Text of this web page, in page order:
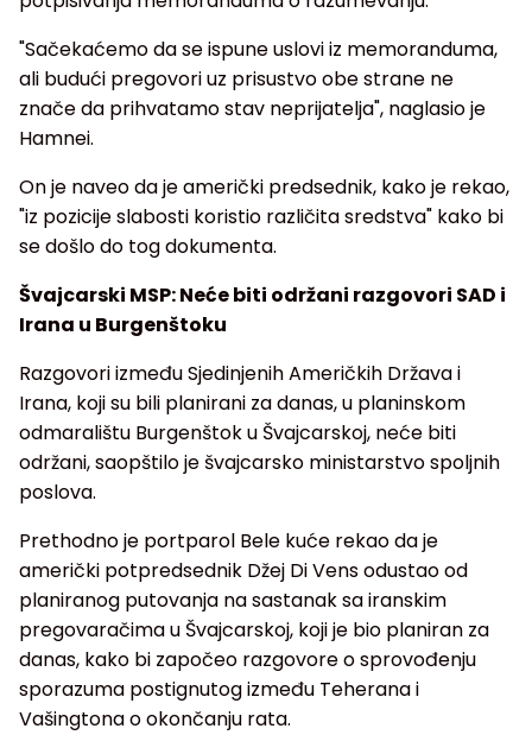
"Sačekaćemo da se ispune uslovi iz memoranduma,
ali budući pregovori uz prisustvo obe strane ne
znače da prihvatamo stav neprijatelja", naglasio je
Hamnei.
On je naveo da je američki predsednik, kako je rekao,
"iz pozicije slabosti koristio različita sredstva" kako bi
se došlo do tog dokumenta.
Švajcarski MSP: Neće biti održani razgovori SAD i
Irana u Burgenštoku
Razgovori između Sjedinjenih Američkih Država i
Irana, koji su bili planirani za danas, u planinskom
odmaralištu Burgenštok u Švajcarskoj, neće biti
održani, saopštilo je švajcarsko ministarstvo spoljnih
poslova.
Prethodno je portparol Bele kuće rekao da je
američki potpredsednik Džej Di Vens odustao od
planiranog putovanja na sastanak sa iranskim
pregovaračima u Švajcarskoj, koji je bio planiran za
danas, kako bi započeo razgovore o sprovođenju
sporazuma postignutog između Teherana i
Vašingtona o okončanju rata.